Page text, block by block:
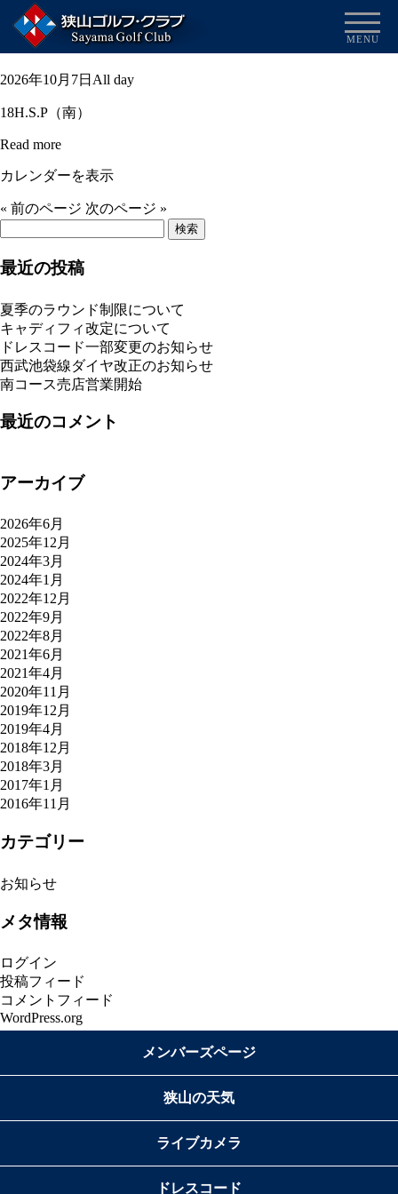
MENU
女子競技
2025/12/09
女
競
2026年10月7日 All day
18H.S.P（南）
Read more
カレンダーを表示
« 前のページ 次のページ »
最近の投稿
夏季のラウンド制限について
キャディフィ改定について
ドレスコード一部変更のお知らせ
西武池袋線ダイヤ改正のお知らせ
南コース売店営業開始
最近のコメント
アーカイブ
2026年6月
2025年12月
2024年3月
2024年1月
2022年12月
2022年9月
2022年8月
2021年6月
2021年4月
2020年11月
2019年12月
2019年4月
2018年12月
2018年3月
2017年1月
2016年11月
カテゴリー
お知らせ
メタ情報
ログイン
投稿フィード
コメントフィード
WordPress.org
メンバーズページ
狭山の天気
ライブカメラ
ドレスコード